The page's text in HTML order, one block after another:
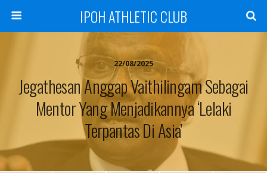
IPOH ATHLETIC CLUB
22/08/2025
Jegathesan Anggap Vaithilingam Sebagai
Mentor Yang Menjadikannya ‘Lelaki
Terpantas Di Asia’